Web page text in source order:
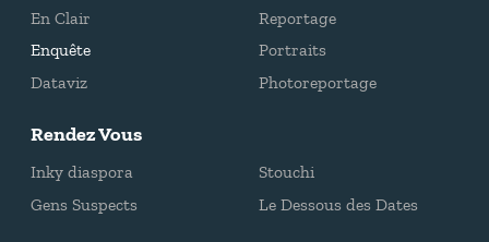
En Clair
Reportage
Enquête
Portraits
Dataviz
Photoreportage
Rendez Vous
Inky diaspora
Stouchi
Gens Suspects
Le Dessous des Dates